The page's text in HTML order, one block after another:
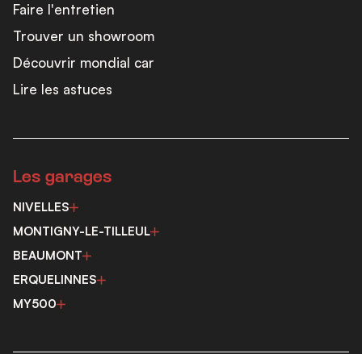
Faire l'entretien
Trouver un showroom
Découvrir mondial car
Lire les astuces
Les garages
NIVELLES
MONTIGNY-LE-TILLEUL
BEAUMONT
ERQUELINNES
MY500